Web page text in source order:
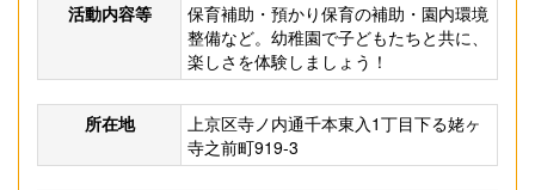
活動内容等
保育補助・預かり保育の補助・園内環境
整備など。幼稚園で子どもたちと共に、
楽しさを体験しましょう！
所在地
上京区寺ノ内通千本東入1丁目下る姥ヶ
寺之前町919-3